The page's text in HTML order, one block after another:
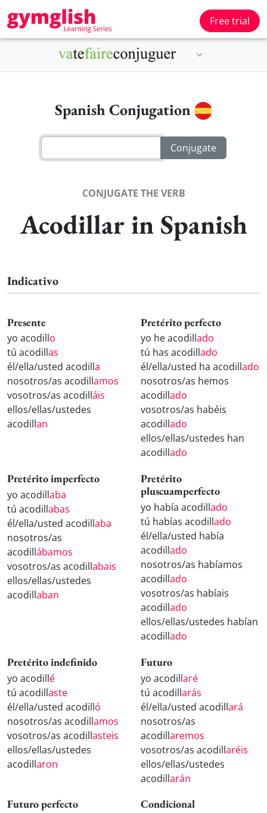
Free trial
Spanish Conjugation
CONJUGATE THE VERB
Acodillar in Spanish
Indicativo
Presente
yo acodillo
tú acodillas
él/ella/usted acodilla
nosotros/as acodillamos
vosotros/as acodilláis
ellos/ellas/ustedes
acodillan
Pretérito perfecto
yo he acodillado
tú has acodillado
él/ella/usted ha acodillado
nosotros/as hemos
acodillado
vosotros/as habéis
acodillado
ellos/ellas/ustedes han
acodillado
Pretérito imperfecto
yo acodillaba
tú acodillabas
él/ella/usted acodillaba
nosotros/as
acodillábamos
vosotros/as acodillabais
ellos/ellas/ustedes
acodillaban
Pretérito
pluscuamperfecto
yo había acodillado
tú habías acodillado
él/ella/usted había
acodillado
nosotros/as habíamos
acodillado
vosotros/as habíais
acodillado
ellos/ellas/ustedes habían
acodillado
Pretérito indefinido
yo acodillé
tú acodillaste
él/ella/usted acodilló
nosotros/as acodillamos
vosotros/as acodillasteis
ellos/ellas/ustedes
acodillaron
Futuro
yo acodillaré
tú acodillarás
él/ella/usted acodillará
nosotros/as
acodillaremos
vosotros/as acodillaréis
ellos/ellas/ustedes
acodillarán
Futuro perfecto Condicional